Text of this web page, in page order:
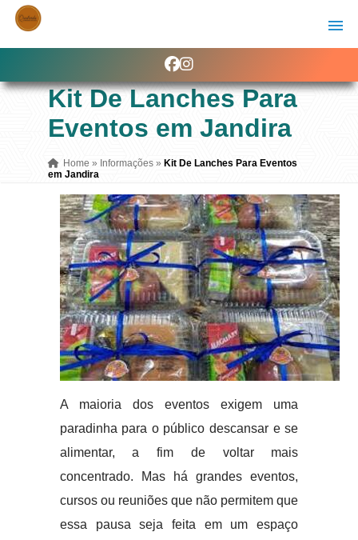
Kit De Lanches Para
Eventos em Jandira
Home » Informações » Kit De Lanches Para Eventos
em Jandira
A maioria dos eventos exigem uma
paradinha para o público descansar e se
alimentar, a fim de voltar mais
concentrado. Mas há grandes eventos,
cursos ou reuniões que não permitem que
essa pausa seja feita em um espaço